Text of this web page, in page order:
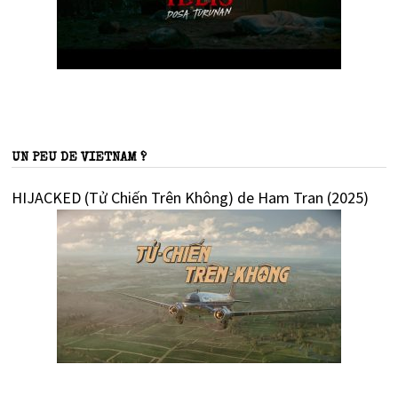
UN PEU DE VIETNAM ?
HIJACKED (Tử Chiến Trên Không) de Ham Tran (2025)